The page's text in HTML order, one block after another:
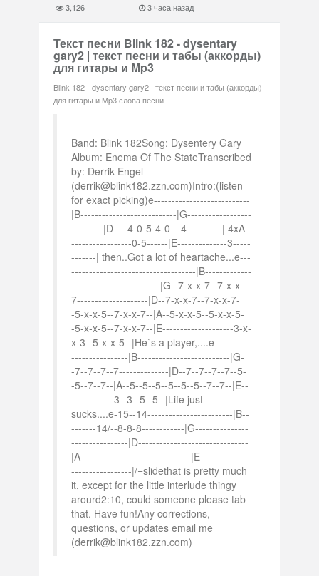
3,126
3 часа назад
Текст песни Blink 182 - dysentary
gary2 | текст песни и табы (аккорды)
для гитары и Mp3
Blink 182 - dysentary gary2 | текст песни и табы (аккорды)
для гитары и Mp3 слова песни
Band: Blink 182Song: Dysentery Gary
Album: Enema Of The StateTranscribed
by: Derrik Engel
(derrik@blink182.zzn.com)Intro:(listen
for exact picking)e---------------------------
|B---------------------------|G------------------
---------|D----4-0-5-4-0---4----------| 4xA-
-----------------0-5------|E--------------3-----
-------| then..Got a lot of heartache...e---
-----------------------------------|B-------------
-------------------------|G--7-x-x-7--7-x-x-
7--------------------|D--7-x-x-7--7-x-x-7-
-5-x-x-5--7-x-x-7--|A--5-x-x-5--5-x-x-5-
-5-x-x-5--7-x-x-7--|E--------------------3-x-
x-3--5-x-x-5--|He`s a player,....e----------
----------------|B--------------------------|G-
-7--7--7--7--------------|D--7--7--7--7--5-
-5--7--7--|A--5--5--5--5--5--5--7--7--|E--
------------3--3--5--5--|Life just
sucks....e-15--14------------------------|B--
-------14/--8-8-8------------|G---------------
----------------|D-------------------------------
|A-------------------------------|E--------------
-----------------|/=slidethat is pretty much
it, except for the little interlude thingy
arourd2:10, could someone please tab
that. Have fun!Any corrections,
questions, or updates email me
(derrik@blink182.zzn.com)